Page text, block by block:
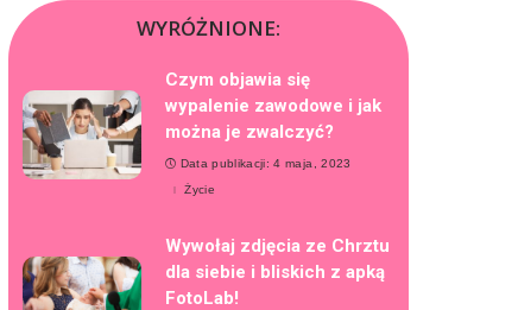
WYRÓŻNIONE:
Czym objawia się
wypalenie zawodowe i jak
można je zwalczyć?
Data publikacji: 4 maja, 2023
Życie
Wywołaj zdjęcia ze Chrztu
dla siebie i bliskich z apką
FotoLab!